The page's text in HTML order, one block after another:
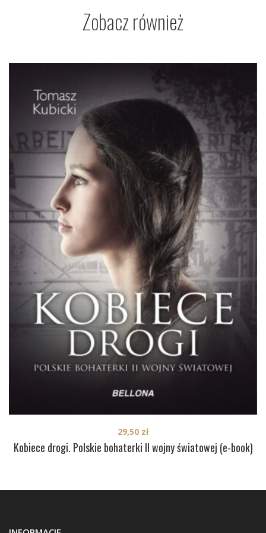
Zobacz również
Kobiece drogi. Polskie bohaterki II wojny światowej (e-book)
29,50 zł